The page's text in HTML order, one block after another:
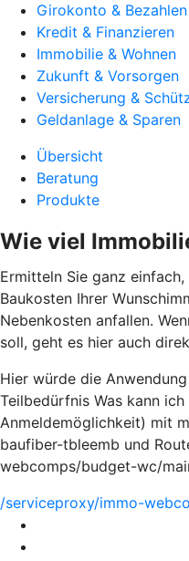
Girokonto & Bezahlen
Kredit & Finanzieren
Immobilie & Wohnen
Zukunft & Vorsorgen
Versicherung &
Geldanlage & Sparen
Übersicht
Beratung
Produkte
Wie viel
Ermitteln Sie ganz
Baukosten Ihrer
Nebenkosten anfallen.
soll, geht es hier auch
Hier würde die
Teilbedürfnis Was kann
Anmeldemöglichkeit) mit
baufiber-tbleemb und
webcomps/budget-wc/
/serviceproxy/immo-